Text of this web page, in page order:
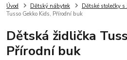
Úvod Dětský nábytek Dětské stolečky
Tusso Gekko Kids, Přírodní buk
Dětská židlička
Přírodní buk